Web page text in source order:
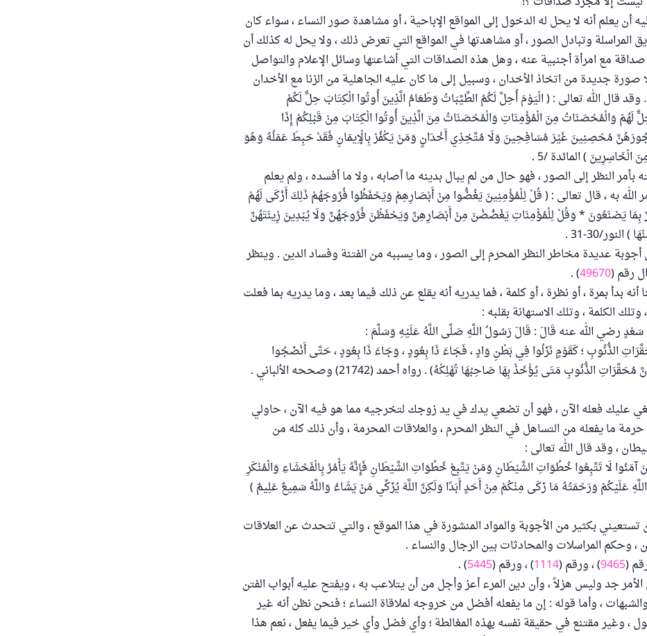
أن يعلم أنه لا يحل له الدخول إلى المواقع الإباحية ، أو مشاهدة صور النساء ، سواء كان
المراسلة وتبادل الصور ، أو مشاهدتها في المواقع التي تعرض ذلك ، ولا يحل له كذلك أن
مع امرأة أجنبية عنه ، وهل هذه الصداقات التي أشاعتها وسائل الإعلام والتواصل
صورة جديدة من اتخاذ الأخدان ، وسبيل إلى ما كان عليه الجاهلية من الزنا مع الأخدان
قال الله تعالى : ( الْيَوْمَ أُحِلَّ لَكُمُ الطَّيِّبَاتُ وَطَعَامُ الَّذِينَ أُوتُوا الْكِتَابَ حِلٌّ لَكُمْ
لَهُمْ وَالْمُحْصَنَاتُ مِنَ الْمُؤْمِنَاتِ وَالْمُحْصَنَاتُ مِنَ الَّذِينَ أُوتُوا الْكِتَابَ مِنْ قَبْلِكُمْ إِذَا
مُحْصِنِينَ غَيْرَ مُسَافِحِينَ وَلَا مُتَّخِذِي أَخْدَانٍ وَمَنْ يَكْفُرْ بِالْإِيمَانِ فَقَدْ حَبِطَ عَمَلُهُ وَهُوَ
الْخَاسِرِينَ ) المائدة /5 .
بأمر النظر إلى الصور ، فهو حال من لم يبال بدينه ما أصابه ، ولا ما أفسده ، ولم يعلم
الله به ، قال تعالى : ( قُلْ لِلْمُؤْمِنِينَ يَغُضُّوا مِنْ أَبْصَارِهِمْ وَيَحْفَظُوا فُرُوجَهُمْ ذَلِكَ أَزْكَى لَهُمْ
بِمَا يَصْنَعُونَ * وَقُلْ لِلْمُؤْمِنَاتِ يَغْضُضْنَ مِنْ أَبْصَارِهِنَّ وَيَحْفَظْنَ فُرُوجَهُنَّ وَلَا يُبْدِينَ زِينَتَهُنَّ
النور/30-31 .
أجوبة عديدة مخاطر النظر المحرم إلى الصور ، وما يسببه من الفتنة وفساد الدين . وينظر
رقم (49670
) .
أنه بدأ بمرة ، أو نظرة ، أو كلمة ، فما يدريه أنه يقلع عن ذلك فيما بعد ، وما يدريه بما فعلت
وتلك الكلمة ، وتلك الاستهانة بقلبه :
رضي الله عنه قَالَ : قَالَ رَسُولُ اللَّهِ صَلَّى اللَّهُ عَلَيْهِ وَسَلَّمَ :
الذُّنُوبِ ؛ كَقَوْمٍ نَزَلُوا فِي بَطْنِ وَادٍ ، فَجَاءَ ذَا بِعُودٍ ، وَجَاءَ ذَا بِعُودٍ ، حَتَّى أَنْضَجُوا
الذُّنُوبِ مَتَى يُؤْخَذْ بِهَا صَاحِبُهَا تُهْلِكْهُ) . رواه أحمد (21742) وصححه الألباني .
عليك فعله الآن ، فهو أن تضعي يدك في يد زوجك لتخرجيه مما هو فيه الآن ، حاولي
ما يفعله من التساهل في النظر المحرم ، والعلاقات المحرمة ، وأن ذلك كله من
، وقد قال الله تعالى :
آمَنُوا لَا تَتَّبِعُوا خُطُوَاتِ الشَّيْطَانِ وَمَنْ يَتَّبِعْ خُطُوَاتِ الشَّيْطَانِ فَإِنَّهُ يَأْمُرُ بِالْفَحْشَاءِ وَالْمُنْكَرِ
عَلَيْكُمْ وَرَحْمَتُهُ مَا زَكَى مِنْكُمْ مِنْ أَحَدٍ أَبَدًا وَلَكِنَّ اللَّهَ يُزَكِّي مَنْ يَشَاءُ وَاللَّهُ سَمِيعٌ عَلِيمٌ )
تستعيني بكثير من الأجوبة والمواد المنشورة في هذا الموقع ، والتي تتحدث عن العلاقات
، وحكم المراسلات والمحادثات بين الرجال والنساء .
(
9465) ، ورقم (1114) ، ورقم (5445
) .
الأمر جد وليس هزلاً ، وأن دين المرء أعز وأجل من أن يتلاعب به ، ويفتح عليه أبواب الفتن
، وأما قوله : إن ما يفعله أفضل من خروجه لملاقاة النساء ؛ فنحن نظن أنه غير
، وغير مقتنع في حقيقة نفسه بهذه المغالطة ؛ وأي فضل وأي خير فيما يفعل ، نعم هذا